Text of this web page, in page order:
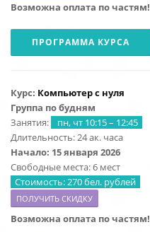
Возможна оплата по частям!
ПРОГРАММА КУРСА
Курс: Компьютер с нуля
Группа по будням
Занятия:
пн, чт 10:15 – 12:45
Длительность: 24 ак. часа
Начало: 15 января 2026
Свободные места: 6 мест
Стоимость: 270 бел. рублей
ПОЛУЧИТЬ СКИДКУ
Возможна оплата по частям!